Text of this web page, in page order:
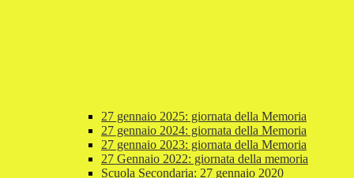
27 gennaio 2025: giornata della Memoria
27 gennaio 2024: giornata della Memoria
27 gennaio 2023: giornata della Memoria
27 Gennaio 2022: giornata della memoria
Scuola Secondaria: 27 gennaio 2020